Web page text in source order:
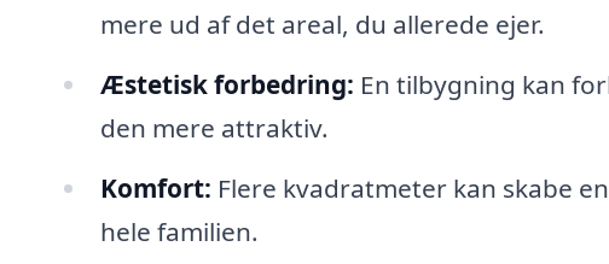
mere ud af det areal, du allerede ejer.
Æstetisk forbedring: En tilbygning kan
den mere attraktiv.
Komfort: Flere kvadratmeter kan skabe
hele familien.